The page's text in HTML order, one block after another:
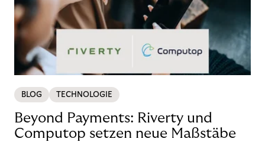
BLOG TECHNOLOGIE
Beyond Payments: Riverty und
Computop setzen neue Maßstäbe